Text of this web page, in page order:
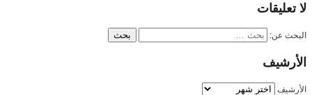
لاتعليقات
البحث عن:
الأرشيف
الأرشيف